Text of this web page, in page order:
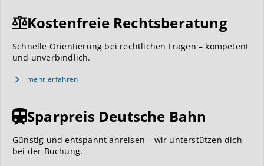
Kostenfreie Rechtsberatung
Schnelle Orientierung bei rechtlichen Fragen – kompetent
und unverbindlich.
mehr erfahren
Sparpreis Deutsche Bahn
Günstig und entspannt anreisen – wir unterstützen dich
bei der Buchung.